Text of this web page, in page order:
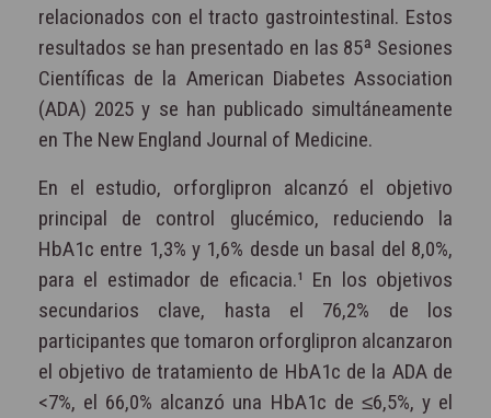
relacionados con el tracto gastrointestinal. Estos
resultados se han presentado en las 85ª Sesiones
Científicas de la American Diabetes Association
(ADA) 2025 y se han publicado simultáneamente
en The New England Journal of Medicine.
En el estudio, orforglipron alcanzó el objetivo
principal de control glucémico, reduciendo la
HbA1c entre 1,3% y 1,6% desde un basal del 8,0%,
para el estimador de eficacia.¹ En los objetivos
secundarios clave, hasta el 76,2% de los
participantes que tomaron orforglipron alcanzaron
el objetivo de tratamiento de HbA1c de la ADA de
<7%, el 66,0% alcanzó una HbA1c de ≤6,5%, y el